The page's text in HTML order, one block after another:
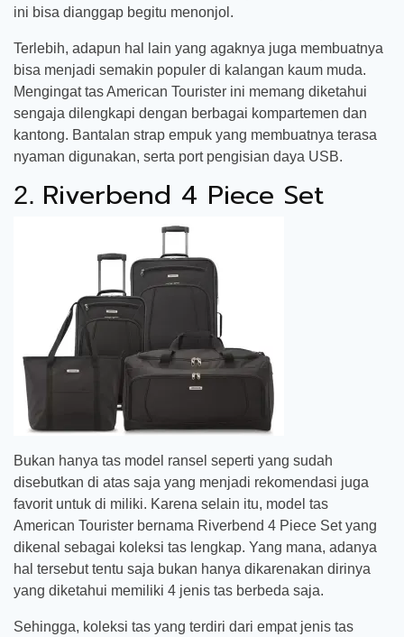
ini bisa dianggap begitu menonjol.
Terlebih, adapun hal lain yang agaknya juga membuatnya
bisa menjadi semakin populer di kalangan kaum muda.
Mengingat tas American Tourister ini memang diketahui
sengaja dilengkapi dengan berbagai kompartemen dan
kantong. Bantalan strap empuk yang membuatnya terasa
nyaman digunakan, serta port pengisian daya USB.
2. Riverbend 4 Piece Set
Bukan hanya tas model ransel seperti yang sudah
disebutkan di atas saja yang menjadi rekomendasi juga
favorit untuk di miliki. Karena selain itu, model tas
American Tourister bernama Riverbend 4 Piece Set yang
dikenal sebagai koleksi tas lengkap. Yang mana, adanya
hal tersebut tentu saja bukan hanya dikarenakan dirinya
yang diketahui memiliki 4 jenis tas berbeda saja.
Sehingga, koleksi tas yang terdiri dari empat jenis tas